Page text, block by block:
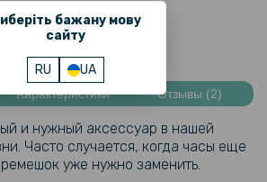
бажану мову
сайту
RU UA
186 грн
219 грн
Xiaomi Mi Smart Band 10 Pro / Band 9,
599 грн
Характеристики Отзывы (2)
и нужный аксессуар в нашей
Часто случается, когда часы еще
уже нужно заменить.